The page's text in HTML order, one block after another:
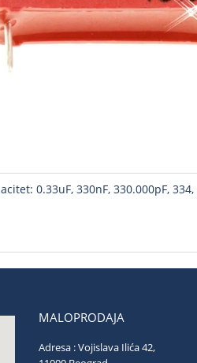
0.33uF, 330nF, 330.000pF,
MALOPRODAJA
Adresa : Vojislava Ilića 42,